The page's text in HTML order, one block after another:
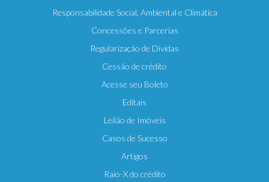
Responsabilidade Social, Ambiental e Climática
Concessões e Parcerias
Regularização de Dívidas
Cessão de crédito
Acesse seu Boleto
Editais
Leilão de Imóveis
Casos de Sucesso
Artigos
Raio-X do crédito